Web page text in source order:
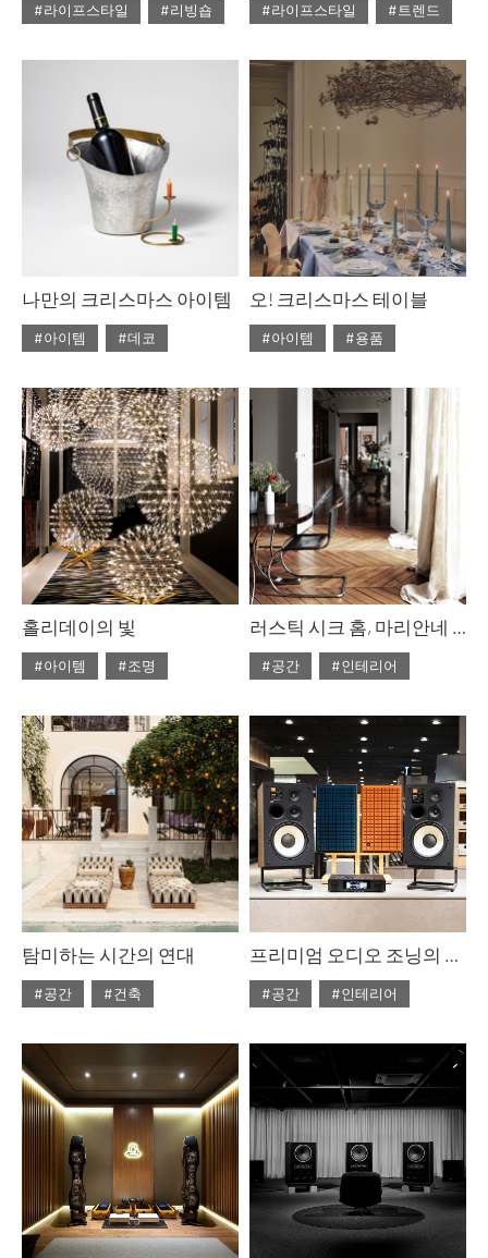
#라이프스타일
#리빙숍
#라이프스타일
#트렌드
#2025년12월호
나만의 크리스마스 아이템
#아이템
#데코
#2025년12월호
오! 크리스마스 테이블
#아이템
#용품
#2025년12월호
홀리데이의 빛
#아이템
#조명
#2025년12월호
러스틱 시크 홈, 마리안네 티건
#공간
#인테리어
#2025년12월호
탐미하는 시간의 연대
#공간
#건축
#2025년12월호
프리미엄 오디오 조닝의 가치, JBL 하만 럭셔리 스토어 @롯데백화점 잠실점
#공간
#인테리어
#ISSUE308